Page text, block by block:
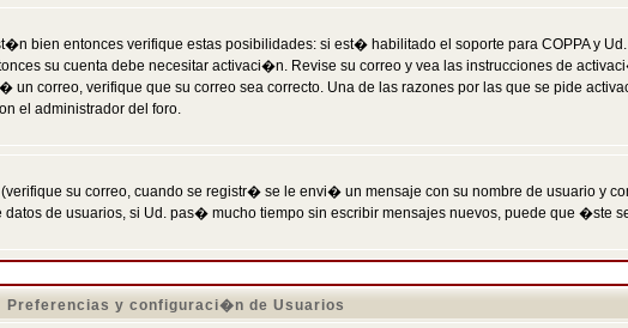
bien entonces verifique estas posibilidades: si est� habilitado el soporte para COPPA y
su cuenta debe necesitar activaci�n. Revise su correo y vea las instrucciones de
correo, verifique que su correo sea correcto. Una de las razones por las que se pide
el administrador del foro.
su correo, cuando se registr� se le envi� un mensaje con su nombre de usuario y
de usuarios, si Ud. pas� mucho tiempo sin escribir mensajes nuevos, puede que �ste
Preferencias y configuraci�n de Usuarios